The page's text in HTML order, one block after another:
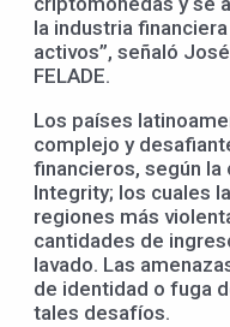
la industria
activos”, señaló
FELADE.
Los países
complejo y
financieros, según la
Integrity; los cuales
regiones más
cantidades de
lavado. Las
de identidad o fuga
tales desafíos.